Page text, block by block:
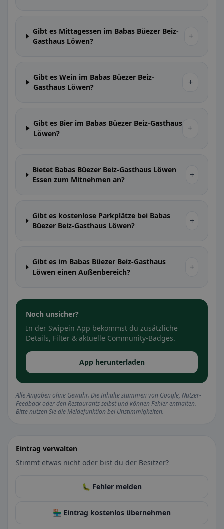
Gibt es Mittagessen im Babas Büezer Beiz-
Gasthaus Löwen?
+
Gibt es Wein im Babas Büezer Beiz-
Gasthaus Löwen?
+
Gibt es Bier im Babas Büezer Beiz-Gasthaus
Löwen?
+
Bietet Babas Büezer Beiz-Gasthaus Löwen
Essen zum Mitnehmen an?
+
Gibt es kostenlose Parkplätze bei Babas
Büezer Beiz-Gasthaus Löwen?
+
Gibt es im Babas Büezer Beiz-Gasthaus
Löwen einen Außenbereich?
+
Noch unsicher?
In der Swipein App bekommst du zusätzliche
Details, Filter & aktuelle Community-Badges.
App herunterladen
Alle Angaben ohne Gewähr. Die Inhalte stammen von Google, Nutzer-
Feedback oder den Restaurants selbst und können Fehler enthalten.
Bitte nutzen Sie die Meldefunktion bei Unstimmigkeiten.
Eintrag verwalten
Stimmt etwas nicht oder bist du der Besitzer?
🐛 Fehler melden
🏪 Eintrag kostenlos übernehmen